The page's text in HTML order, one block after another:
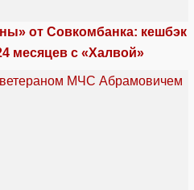
от Совкомбанка: кешбэк
месяцев с «Халвой»